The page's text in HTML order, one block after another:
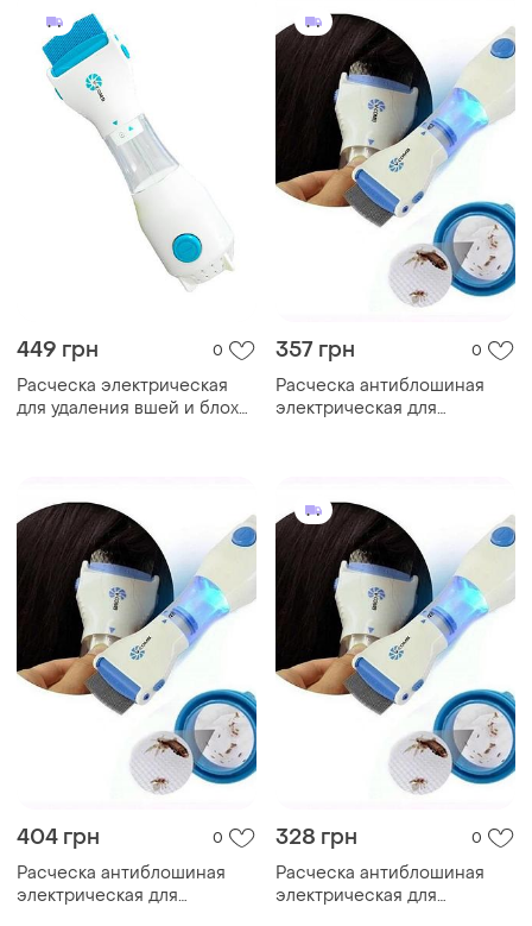
449 грн 0
Расческа электрическая
для удаления вшей и блох
357 грн 0
Расческа антиблошиная
электрическая для
нержавеющей стали
404 грн 0
Расческа антиблошиная
электрическая для
328 грн 0
Расческа антиблошиная
электрическая для